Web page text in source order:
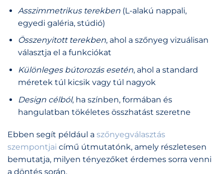
Asszimmetrikus terekben(L-alakú nappali,
egyedi galéria, stúdió)
Összenyitott terekben, ahol a szőnyeg vizuálisan
választja el a funkciókat
Különleges bútorozás esetén, ahol a standard
méretek túl kicsik vagy túl nagyok
Design célból, ha színben, formában és
hangulatban tökéletes összhatást szeretne
Ebben segít például a szőnyegválasztás
szempontjai című útmutatónk, amely részletesen
bemutatja, milyen tényezőket érdemes sorra venni
a döntés során.